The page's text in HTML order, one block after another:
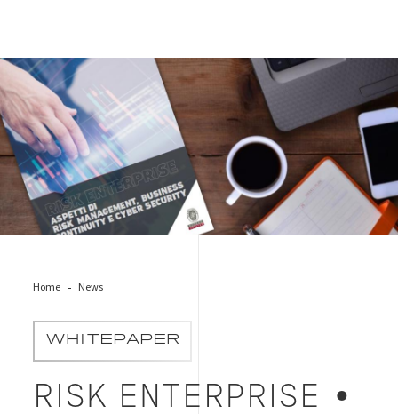
risk-management-whitepaper-banner
Home News
WHITEPAPER
RISK ENTERPRISE •